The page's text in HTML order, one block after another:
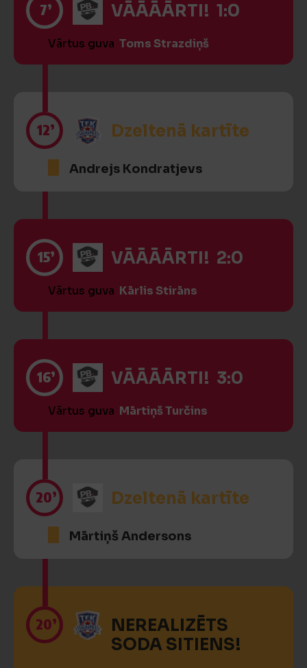
7’ VĀĀĀĀRTI! 1:0
Vārtus guva Toms Strazdiņš
12’ Dzeltenā kartīte
Andrejs Kondratjevs
15’ VĀĀĀĀRTI! 2:0
Vārtus guva Kārlis Stirāns
16’ VĀĀĀĀRTI! 3:0
Vārtus guva Mārtiņš Turčins
20’ Dzeltenā kartīte
Mārtiņš Andersons
20’
NEREALIZĒTS
SODA SITIENS!